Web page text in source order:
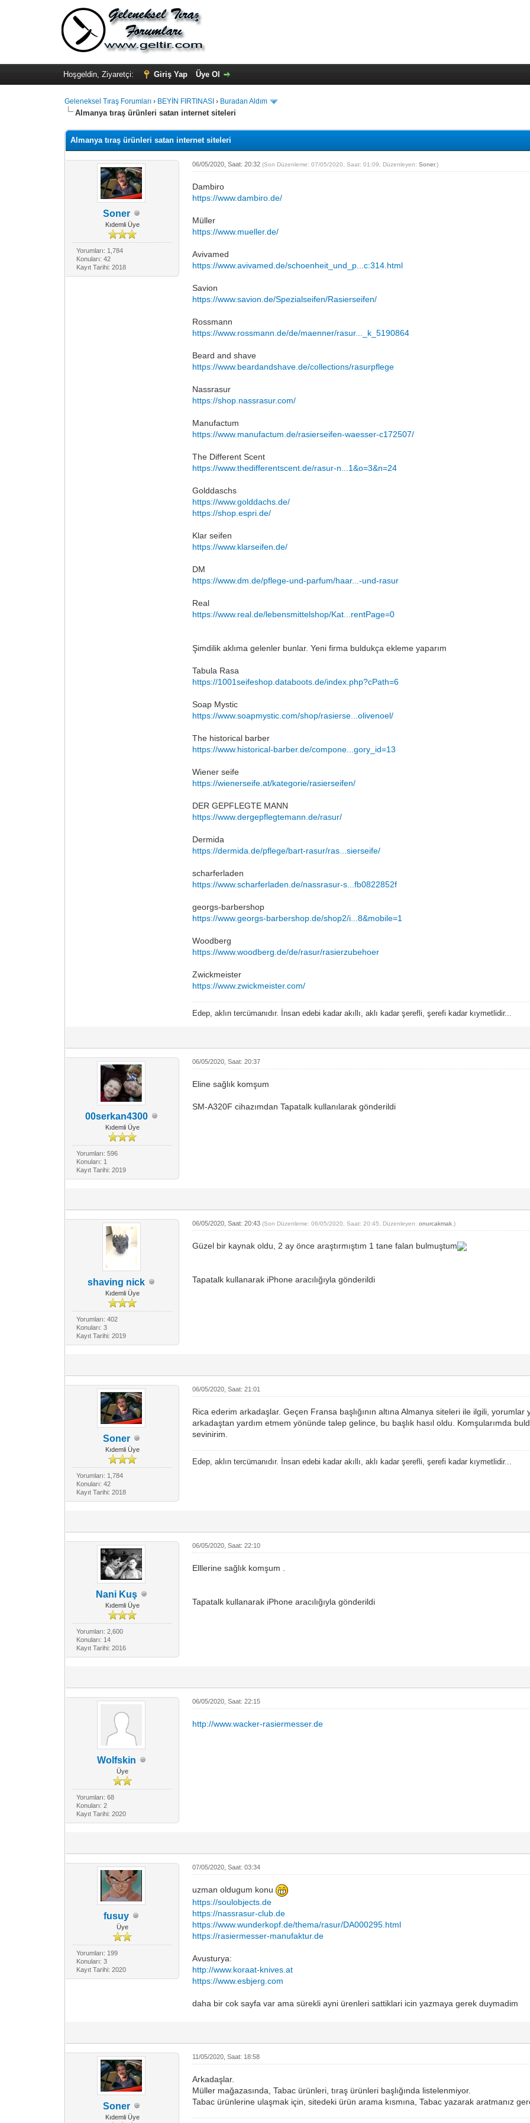
Hoşgeldin, Ziyaretçi: Giriş Yap Üye Ol
Geleneksel Tıraş Forumları › BEYİN FIRTINASI › Buradan Aldım
Almanya tıraş ürünleri satan internet siteleri
Almanya tıraş ürünleri satan internet siteleri
Soner
Kıdemli Üye
Yorumları: 1,784
Konuları: 42
Kayıt Tarihi: 2018
06/05/2020, Saat: 20:32(Son Düzenleme: 07/05/2020, Saat: 01:09, Düzenleyen:Soner.)
Dambiro
https://www.dambiro.de/
Müller
https://www.mueller.de/
Avivamed
https://www.avivamed.de/schoenheit_und_p...c:314.html
Savion
https://www.savion.de/Spezialseifen/Rasierseifen/
Rossmann
https://www.rossmann.de/de/maenner/rasur..._k_5190864
Beard and shave
https://www.beardandshave.de/collections/rasurpflege
Nassrasur
https://shop.nassrasur.com/
Manufactum
https://www.manufactum.de/rasierseifen-waesser-c172507/
The Different Scent
https://www.thedifferentscent.de/rasur-n...1&o=3&n=24
Golddaschs
https://www.golddachs.de/
https://shop.espri.de/
Klar seifen
https://www.klarseifen.de/
DM
https://www.dm.de/pflege-und-parfum/haar...-und-rasur
Real
https://www.real.de/lebensmittelshop/Kat...rentPage=0
Şimdilik aklıma gelenler bunlar. Yeni firma buldukça ekleme yaparım
Tabula Rasa
https://1001seifeshop.databoots.de/index.php?cPath=6
Soap Mystic
https://www.soapmystic.com/shop/rasierse...olivenoel/
The historical barber
https://www.historical-barber.de/compone...gory_id=13
Wiener seife
https://wienerseife.at/kategorie/rasierseifen/
DER GEPFLEGTE MANN
https://www.dergepflegtemann.de/rasur/
Dermida
https://dermida.de/pflege/bart-rasur/ras...sierseife/
scharferladen
https://www.scharferladen.de/nassrasur-s...fb0822852f
georgs-barbershop
https://www.georgs-barbershop.de/shop2/i...8&mobile=1
Woodberg
https://www.woodberg.de/de/rasur/rasierzubehoer
Zwickmeister
https://www.zwickmeister.com/
Edep, aklın tercümanıdır. İnsan edebi kadar akıllı, aklı kadar şerefli, şerefi kadar kıymetlidir...
00serkan4300
Kıdemli Üye
Yorumları: 596
Konuları: 1
Kayıt Tarihi: 2019
06/05/2020, Saat: 20:37
Eline sağlık komşum
SM-A320F cihazımdan Tapatalk kullanılarak gönderildi
shaving nick
Kıdemli Üye
Yorumları: 402
Konuları: 3
Kayıt Tarihi: 2019
06/05/2020, Saat: 20:43(Son Düzenleme: 06/05/2020, Saat: 20:45, Düzenleyen:onurcakmak .)
Güzel bir kaynak oldu, 2 ay önce araştırmıştım 1 tane falan bulmuştum
Tapatalk kullanarak iPhone aracılığıyla gönderildi
Soner
Kıdemli Üye
Yorumları: 1,784
Konuları: 42
Kayıt Tarihi: 2018
06/05/2020, Saat: 21:01
Rica ederim arkadaşlar. Geçen Fransa başlığının altına Almanya siteleri ile ilgili,
arkadaştan yardım etmem yönünde talep gelince, bu başlık hasıl oldu. Komşularımda
sevinirim.
Edep, aklın tercümanıdır. İnsan edebi kadar akıllı, aklı kadar şerefli, şerefi kadar kıymetlidir...
Nani Kuş
Kıdemli Üye
Yorumları: 2,600
Konuları: 14
Kayıt Tarihi: 2016
06/05/2020, Saat: 22:10
Elllerine sağlık komşum .
Tapatalk kullanarak iPhone aracılığıyla gönderildi
Wolfskin
Üye
Yorumları: 68
Konuları: 2
Kayıt Tarihi: 2020
06/05/2020, Saat: 22:15
http://www.wacker-rasiermesser.de
fusuy
Üye
Yorumları: 199
Konuları: 3
Kayıt Tarihi: 2020
07/05/2020, Saat: 03:34
uzman oldugum konu
https://soulobjects.de
https://nassrasur-club.de
https://www.wunderkopf.de/thema/rasur/DA000295.html
https://rasiermesser-manufaktur.de
Avusturya:
http://www.koraat-knives.at
https://www.esbjerg.com
daha bir cok sayfa var ama sürekli ayni ürenleri sattiklari icin yazmaya gerek duymadim
Soner
Kıdemli Üye
11/05/2020, Saat: 18:58
Arkadaşlar.
Müller mağazasında, Tabac ürünleri, tıraş ürünleri başlığında listelenmiyor.
Tabac ürünlerine ulaşmak için, sitedeki ürün arama kısmına, Tabac yazarak aratmanız